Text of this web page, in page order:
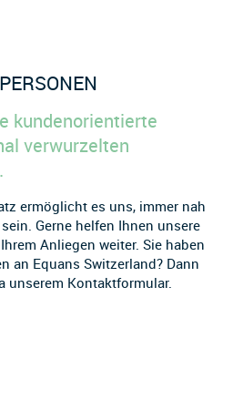
kundenorientierte
verwurzelten
ermöglicht es uns, immer nah
Gerne helfen Ihnen unsere
Anliegen weiter. Sie haben
an Equans Switzerland? Dann
unserem Kontaktformular.